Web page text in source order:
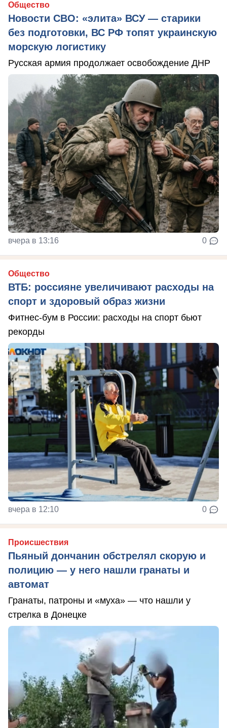
Общество
Новости СВО: «элита» ВСУ — старики
без подготовки, ВС РФ топят украинскую
морскую логистику
Русская армия продолжает освобождение ДНР
вчера в 13:16 0
Общество
ВТБ: россияне увеличивают расходы на
спорт и здоровый образ жизни
Фитнес-бум в России: расходы на спорт бьют
рекорды
вчера в 12:10 0
Происшествия
Пьяный дончанин обстрелял скорую и
полицию — у него нашли гранаты и
автомат
Гранаты, патроны и «муха» — что нашли у
стрелка в Донецке